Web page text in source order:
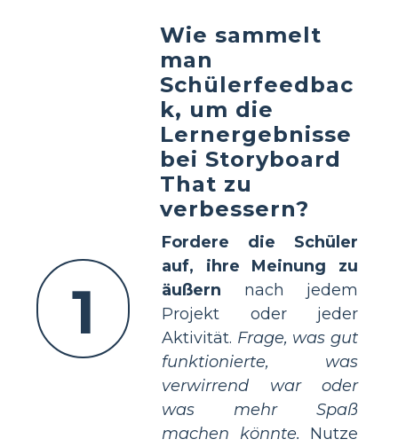
1
Wie sammelt
man
Schülerfeedbac
k, um die
Lernergebnisse
bei Storyboard
That zu
verbessern?
Fordere die Schüler
auf, ihre Meinung zu
äußern nach jedem
Projekt oder jeder
Aktivität. Frage, was gut
funktionierte, was
verwirrend war oder
was mehr Spaß
machen könnte. Nutze